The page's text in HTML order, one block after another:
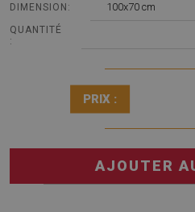
DIMENSION: 100x70 cm
QUANTITÉ
:
PRIX :
AJOUTER